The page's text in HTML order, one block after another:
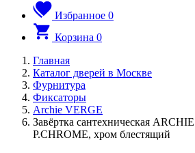
Избранное 0
Корзина 0
Главная
Каталог дверей в Москве
Фурнитура
Фиксаторы
Archie VERGE
Завёртка сантехническая
P.CHROME, хром блестящий